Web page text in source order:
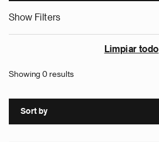
Show Filters
Limpiar todo
Showing 0 results
Sort by